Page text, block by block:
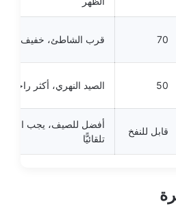
70 قرب الشاطئ، خفيف
50 الصيد النهري، أكثر راحة
قابل للنفخ
أفضل للصيف، يجب النفخ
تلقائيًّا